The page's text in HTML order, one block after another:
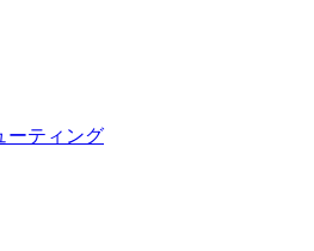
ーティング